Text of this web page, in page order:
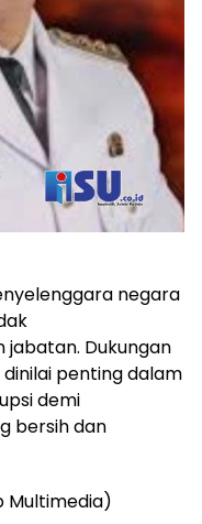
negara
jabatan. Dukungan
penting dalam
demi
bersih dan
Multimedia)